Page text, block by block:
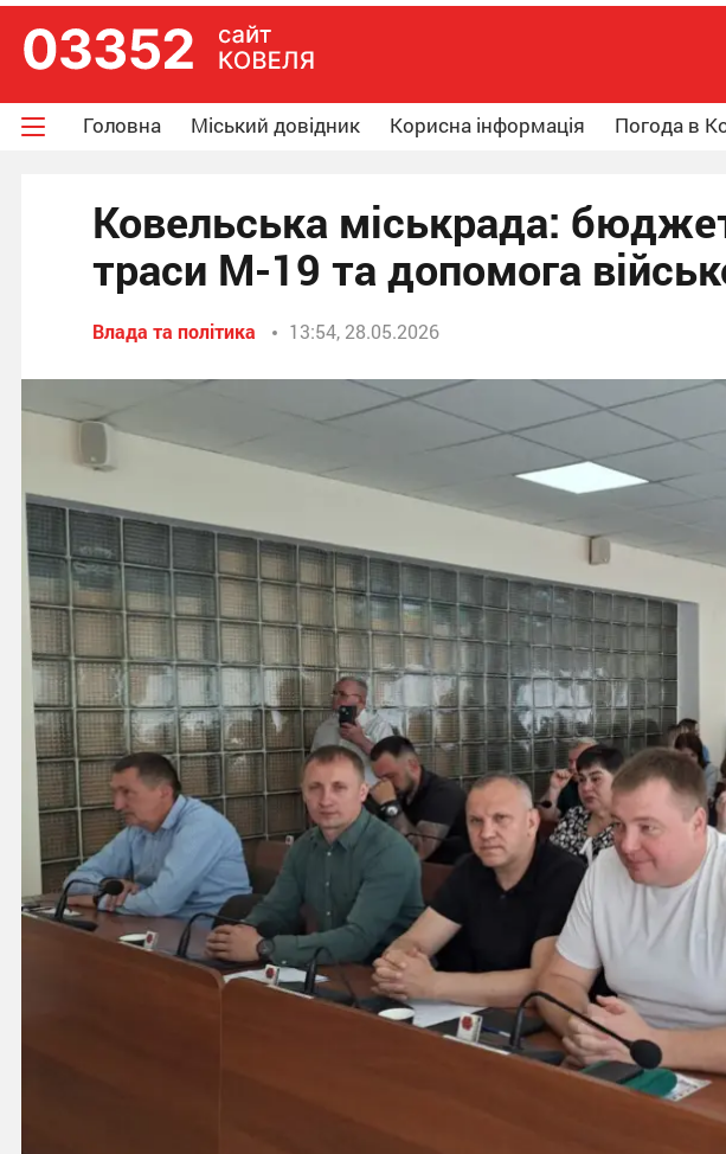
Головна Міський довідник Корисна інформація Погода в
Ковельська міськрада:
траси М-19 та допомога
Влада та політика 13:54, 28.05.2026